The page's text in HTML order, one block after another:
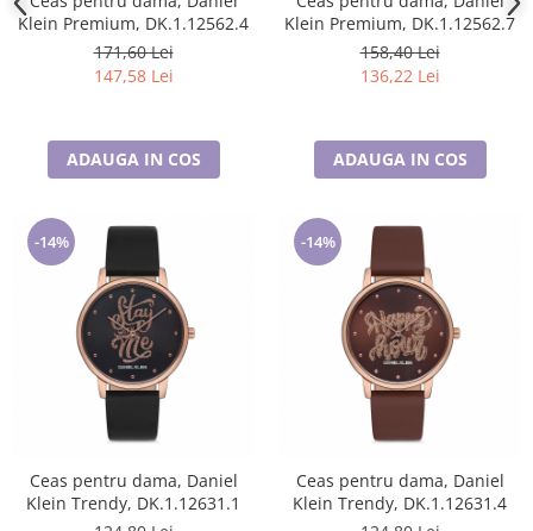
Klein Premium, DK.1.12562.4
171,60 Lei
147,58 Lei
ADAUGA IN COS
Klein Premium, DK.1.12562.7
158,40 Lei
136,22 Lei
ADAUGA IN COS
-14%
Ceas pentru dama, Daniel
Klein Trendy, DK.1.12631.1
-14%
Ceas pentru dama, Daniel
Klein Trendy, DK.1.12631.4